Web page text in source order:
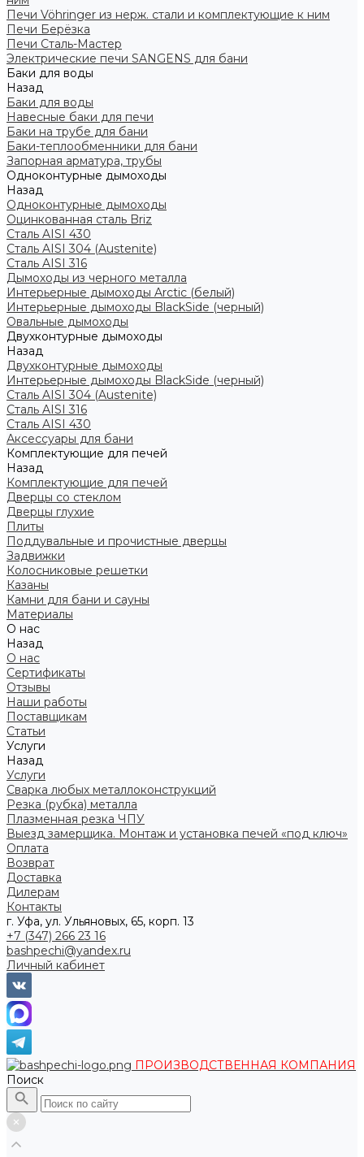
Печи Vöhringer из нерж. стали и комплектующие к ним
Печи Берёзка
Печи Сталь-Мастер
Электрические печи SANGENS для бани
Баки для воды
Назад
Баки для воды
Навесные баки для печи
Баки на трубе для бани
Баки-теплообменники для бани
Запорная арматура, трубы
Одноконтурные дымоходы
Назад
Одноконтурные дымоходы
Оцинкованная сталь Briz
Сталь AISI 430
Сталь AISI 304 (Austenite)
Сталь AISI 316
Дымоходы из черного металла
Интерьерные дымоходы Arctic (белый)
Интерьерные дымоходы BlackSide (черный)
Овальные дымоходы
Двухконтурные дымоходы
Назад
Двухконтурные дымоходы
Интерьерные дымоходы BlackSide (черный)
Сталь AISI 304 (Austenite)
Сталь AISI 316
Сталь AISI 430
Аксессуары для бани
Комплектующие для печей
Назад
Комплектующие для печей
Дверцы со стеклом
Дверцы глухие
Плиты
Поддувальные и прочистные дверцы
Задвижки
Колосниковые решетки
Казаны
Камни для бани и сауны
Материалы
О нас
Назад
О нас
Сертификаты
Отзывы
Наши работы
Поставщикам
Статьи
Услуги
Назад
Услуги
Сварка любых металлоконструкций
Резка (рубка) металла
Плазменная резка ЧПУ
Выезд замерщика. Монтаж и установка печей «под ключ»
Оплата
Возврат
Доставка
Дилерам
Контакты
г. Уфа, ул. Ульяновых, 65, корп. 13
+7 (347) 266 23 16
bashpechi@yandex.ru
Личный кабинет
ПРОИЗВОДСТВЕННАЯ КОМПАНИЯ
Поиск